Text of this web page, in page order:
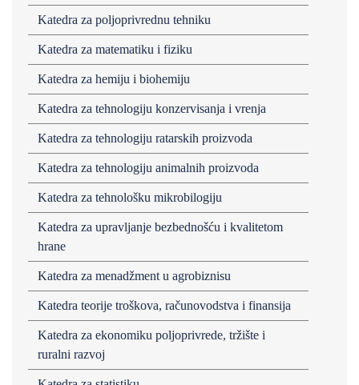
Katedra za poljoprivrednu tehniku
Katedra za matematiku i fiziku
Katedra za hemiju i biohemiju
Katedra za tehnologiju konzervisanja i vrenja
Katedra za tehnologiju ratarskih proizvoda
Katedra za tehnologiju animalnih proizvoda
Katedra za tehnološku mikrobilogiju
Katedra za upravljanje bezbednošću i kvalitetom
hrane
Katedra za menadžment u agrobiznisu
Katedra teorije troškova, računovodstva i finansija
Katedra za ekonomiku poljoprivrede, tržište i
ruralni razvoj